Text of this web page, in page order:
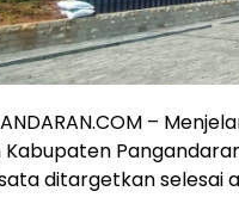
–
ditargetkan selesai